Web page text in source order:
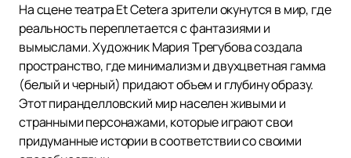
На сцене театра Et Cetera зрители окунутся в мир, где
реальность переплетается с фантазиями и
вымыслами. Художник Мария Трегубова создала
пространство, где минимализм и двухцветная гамма
(белый и черный) придают объем и глубину образу.
Этот пиранделловский мир населен живыми и
странными персонажами, которые играют свои
придуманные истории в соответствии со своими